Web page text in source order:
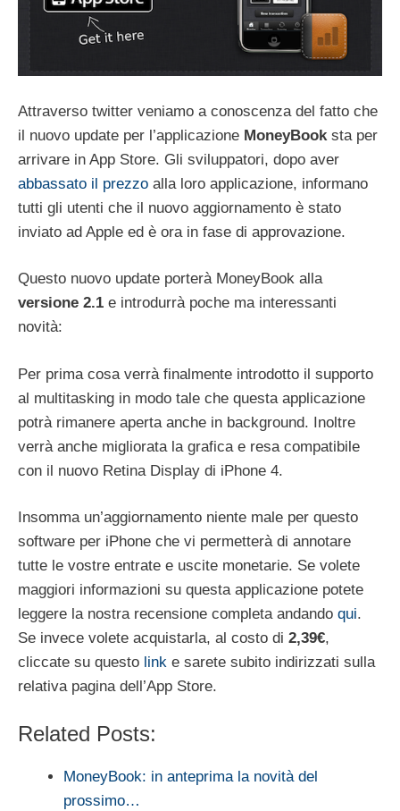
Attraverso twitter veniamo a conoscenza del fatto che
il nuovo update per l’applicazione MoneyBook sta per
arrivare in App Store. Gli sviluppatori, dopo aver
abbassato il prezzo alla loro applicazione, informano
tutti gli utenti che il nuovo aggiornamento è stato
inviato ad Apple ed è ora in fase di approvazione.
Questo nuovo update porterà MoneyBook alla
versione 2.1 e introdurrà poche ma interessanti
novità:
Per prima cosa verrà finalmente introdotto il supporto
al multitasking in modo tale che questa applicazione
potrà rimanere aperta anche in background. Inoltre
verrà anche migliorata la grafica e resa compatibile
con il nuovo Retina Display di iPhone 4.
Insomma un’aggiornamento niente male per questo
software per iPhone che vi permetterà di annotare
tutte le vostre entrate e uscite monetarie. Se volete
maggiori informazioni su questa applicazione potete
leggere la nostra recensione completa andando qui.
Se invece volete acquistarla, al costo di 2,39€,
cliccate su questo link e sarete subito indirizzati sulla
relativa pagina dell’App Store.
Related Posts:
MoneyBook: in anteprima la novità del
prossimo…